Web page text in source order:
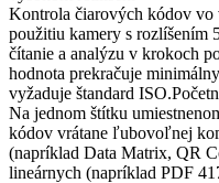
Kontrola čiarových kódov vo
použitiu kamery s rozlíšením
čítanie a analýzu v krokoch
hodnota prekračuje
vyžaduje štandard ISO.
Na jednom štítku
kódov vrátane ľubovoľnej
(napríklad Data Matrix, QR
lineárnych (napríklad PDF